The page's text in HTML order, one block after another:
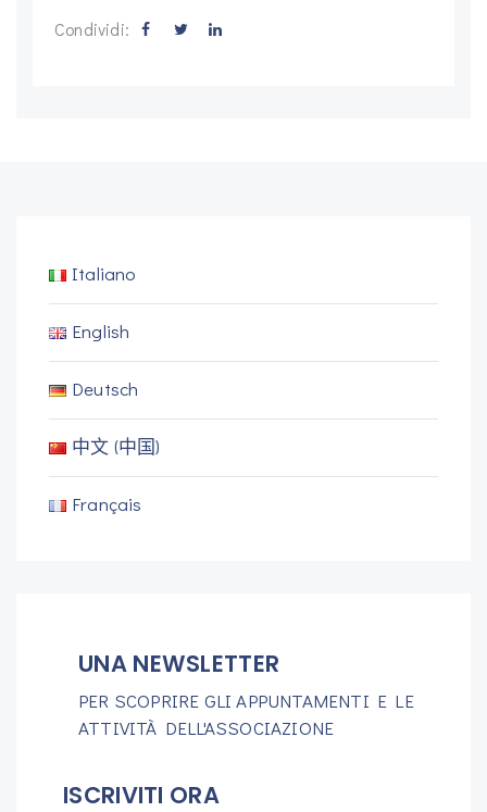
Condividi:
Italiano
English
Deutsch
中文 (中国)
Français
UNA NEWSLETTER
PER SCOPRIRE GLI APPUNTAMENTI E LE
ATTIVITÀ DELL'ASSOCIAZIONE
ISCRIVITI ORA